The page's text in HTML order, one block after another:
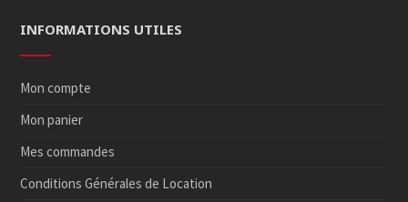
INFORMATIONS UTILES
Mon compte
Mon panier
Mes commandes
Conditions Générales de Location